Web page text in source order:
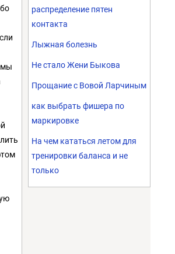
распределение пятен
контакта
Лыжная болезнь
Не стало Жени Быкова
Прощание с Вовой Ларчиным
как выбрать фишера по
маркировке
На чем кататься летом для
тренировки баланса и не
только